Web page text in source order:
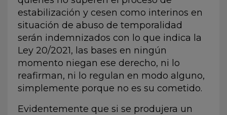
estabilización y cesen como interinos en
situación de abuso de temporalidad
serán indemnizados con lo que indica la
Ley 20/2021, las bases en ningún
momento niegan ese derecho, ni lo
reafirman, ni lo regulan en modo alguno,
simplemente porque no es su cometido.
Evidentemente que si se produjera un